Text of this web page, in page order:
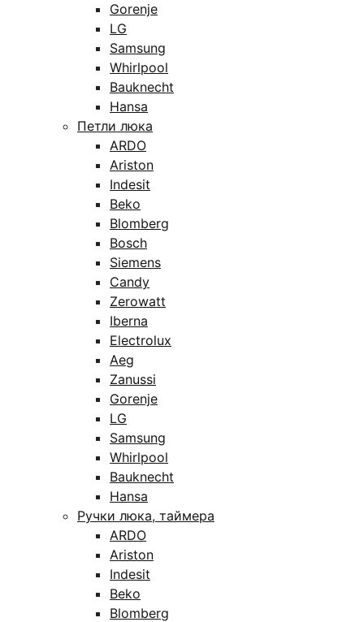
Gorenje
LG
Samsung
Whirlpool
Bauknecht
Hansa
Петли люка
ARDO
Ariston
Indesit
Beko
Blomberg
Bosch
Siemens
Candy
Zerowatt
Iberna
Electrolux
Aeg
Zanussi
Gorenje
LG
Samsung
Whirlpool
Bauknecht
Hansa
Ручки люка, таймера
ARDO
Ariston
Indesit
Beko
Blomberg